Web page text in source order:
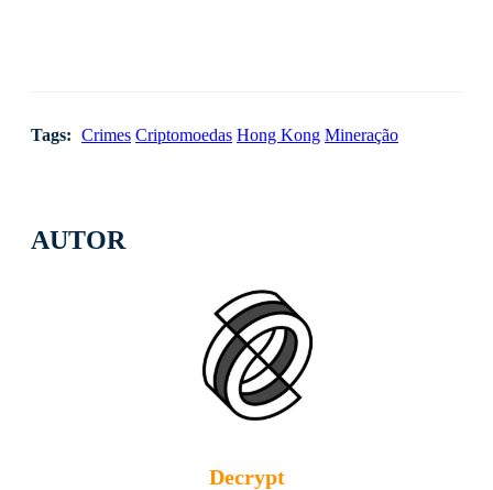
AUTOR
Decrypt
Tags: Crimes Criptomoedas Hong Kong Mineração